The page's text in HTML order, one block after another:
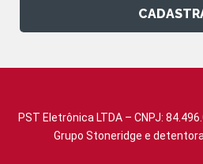
PST Eletrônica LTDA – CNPJ:
Grupo Stoneridge e